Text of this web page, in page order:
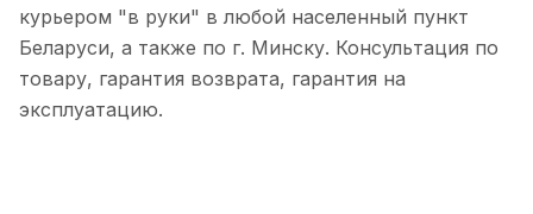
курьером "в руки" в любой населенный пункт
Беларуси, а также по г. Минску. Консультация по
товару, гарантия возврата, гарантия на
эксплуатацию.